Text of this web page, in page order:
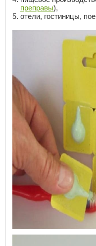
преправы),
отели, гостиницы,